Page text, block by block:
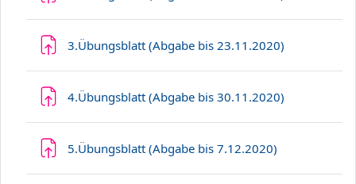
3.Übungsblatt (Abgabe bis 23.11.2020)
4.Übungsblatt (Abgabe bis 30.11.2020)
5.Übungsblatt (Abgabe bis 7.12.2020)